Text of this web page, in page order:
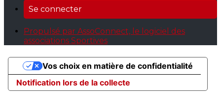
Se connecter
Propulsé par AssoConnect, le logiciel des
associations Sportives
Notification lors de la collecte
Vos choix en matière de confidentialité